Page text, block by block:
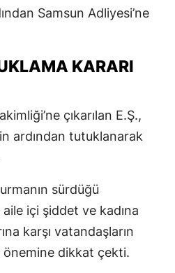
Samsun Adliyesi’ne
KARARI
çıkarılan E.Ş.,
ardından tutuklanarak
sürdüğü
içi şiddet ve kadına
karşı vatandaşların
önemine dikkat çekti.